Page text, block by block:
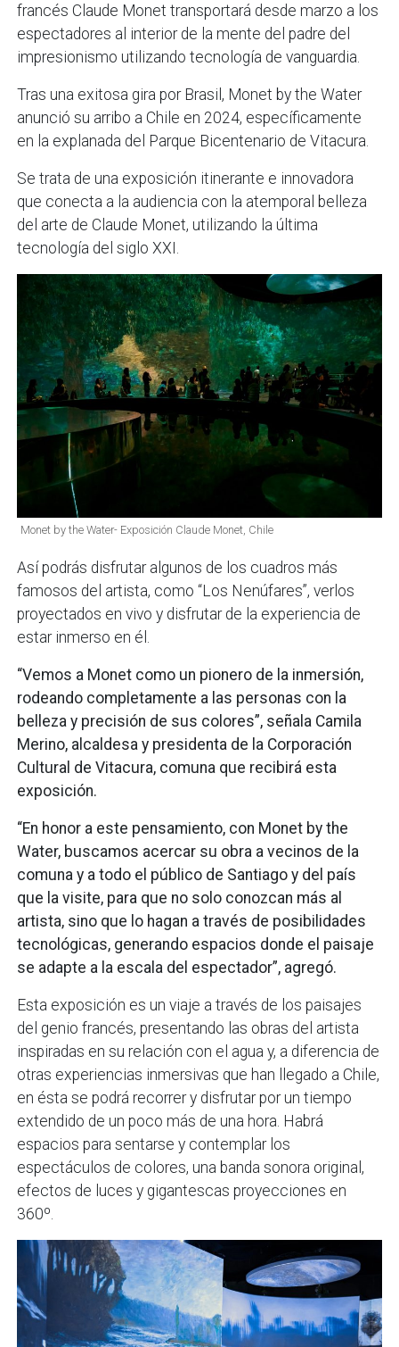
francés Claude Monet transportará desde marzo a los
espectadores al interior de la mente del padre del
impresionismo utilizando tecnología de vanguardia.
Tras una exitosa gira por Brasil, Monet by the Water
anunció su arribo a Chile en 2024, específicamente
en la explanada del Parque Bicentenario de Vitacura.
Se trata de una exposición itinerante e innovadora
que conecta a la audiencia con la atemporal belleza
del arte de Claude Monet, utilizando la última
tecnología del siglo XXI.
Monet by the Water- Exposición Claude Monet, Chile
Así podrás disfrutar algunos de los cuadros más
famosos del artista, como “Los Nenúfares”, verlos
proyectados en vivo y disfrutar de la experiencia de
estar inmerso en él.
“Vemos a Monet como un pionero de la inmersión,
rodeando completamente a las personas con la
belleza y precisión de sus colores”, señala Camila
Merino, alcaldesa y presidenta de la Corporación
Cultural de Vitacura, comuna que recibirá esta
exposición.
“En honor a este pensamiento, con Monet by the
Water, buscamos acercar su obra a vecinos de la
comuna y a todo el público de Santiago y del país
que la visite, para que no solo conozcan más al
artista, sino que lo hagan a través de posibilidades
tecnológicas, generando espacios donde el paisaje
se adapte a la escala del espectador”, agregó.
Esta exposición es un viaje a través de los paisajes
del genio francés, presentando las obras del artista
inspiradas en su relación con el agua y, a diferencia de
otras experiencias inmersivas que han llegado a Chile,
en ésta se podrá recorrer y disfrutar por un tiempo
extendido de un poco más de una hora. Habrá
espacios para sentarse y contemplar los
espectáculos de colores, una banda sonora original,
efectos de luces y gigantescas proyecciones en
360º.